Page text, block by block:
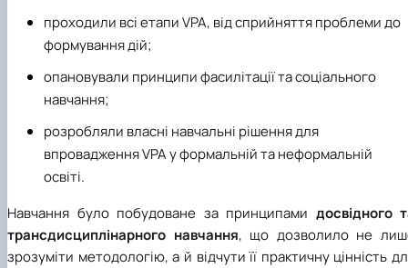
проходили всі етапи VPA, від сприйняття проблеми до
формування дій;
опановували принципи фасилітації та соціального
навчання;
розробляли власні навчальні рішення для
впровадження VPA у формальній та неформальній
освіті.
Навчання було побудоване за принципами досвідного
трансдисциплінарного навчання, що дозволило не
зрозуміти методологію, а й відчути її практичну цінність